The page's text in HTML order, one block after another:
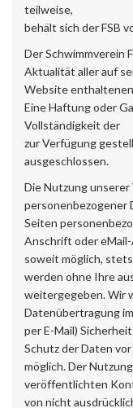
teilweise,
behält sich der FSB
Der Schwimmverein
Aktualität aller auf
Website
Eine Haftung oder
Vollständigkeit der
zur Verfügung
ausgeschlossen.
Die Nutzung
personenbezogener
Seiten
Anschrift oder
soweit möglich,
werden ohne Ihre
weitergegeben. Wir
Datenübertragung
per E-Mail)
Schutz der Daten
möglich. Der
veröffentlichten
von nicht